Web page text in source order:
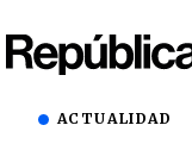
ACTUALIDAD